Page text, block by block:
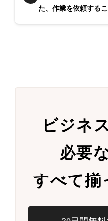
た、作業を依頼する
ビジネ
必要
すべて揃